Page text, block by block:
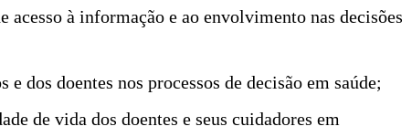
acesso à informação e ao envolvimento nas decisões
dos doentes nos processos de decisão em saúde;
de vida dos doentes e seus cuidadores em